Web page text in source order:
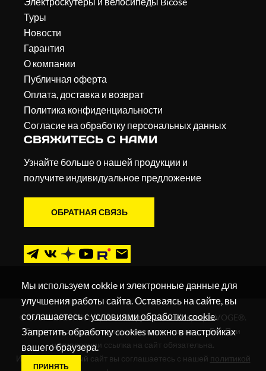
Туры
Новости
Гарантия
О компании
Публичная оферта
Оплата, доставка и возврат
Политика конфиденциальности
Согласие на обработку персональных данных
СВЯЖИТЕСЬ С НАМИ
Узнайте больше о нашей продукции и
получите индивидуальное предложение
ОБРАТНАЯ СВЯЗЬ
© 2019 - 2026. Мотоциклы, квадроциклы и скутеры VOGE®.
Все права защищены в соответствии с законом РФ. При
цитировании ссылка на сайт обязательна.
Используя данный сайт вы соглашаетесь с нашей политикой
Мы используем cokkie и электронные данные для
улучшения работы сайта. Оставаясь на сайте, вы
соглашаетесь сусловиями обработки cookie.
Запретить обработку cookies можно в настройках
вашего браузера.
ПРИНЯТЬ